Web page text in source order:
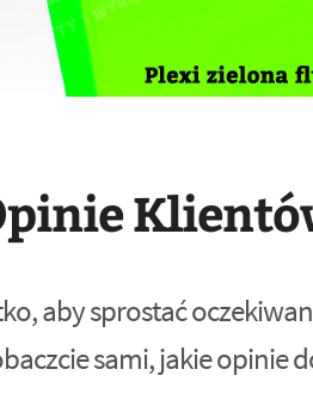
aby sprostać
sami, jakie opinie